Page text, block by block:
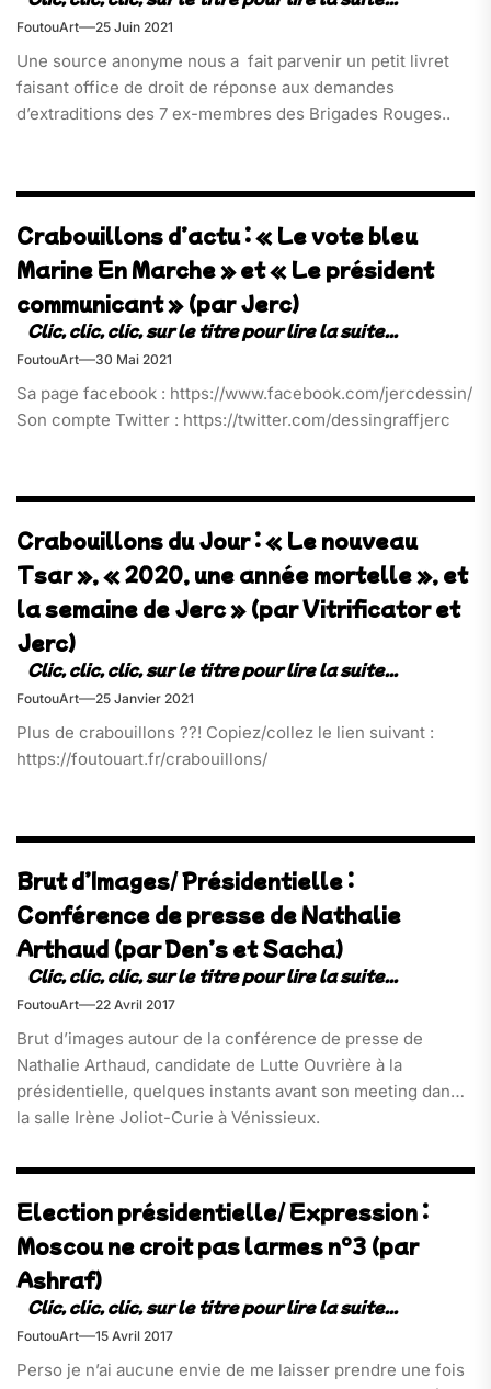
FoutouArt 25 Juin 2021
Une source anonyme nous a fait parvenir un petit livret
faisant office de droit de réponse aux demandes
d’extraditions des 7 ex-membres des Brigades Rouges..
Crabouillons d’actu : « Le vote bleu
Marine En Marche » et « Le président
communicant » (par Jerc)
FoutouArt 30 Mai 2021
Sa page facebook : https://www.facebook.com/jercdessin/
Son compte Twitter : https://twitter.com/dessingraffjerc
Crabouillons du Jour : « Le nouveau
Tsar », « 2020, une année mortelle », et
la semaine de Jerc » (par Vitrificator et
Jerc)
FoutouArt 25 Janvier 2021
Plus de crabouillons ??! Copiez/collez le lien suivant :
https://foutouart.fr/crabouillons/
Brut d’Images/ Présidentielle :
Conférence de presse de Nathalie
Arthaud (par Den’s et Sacha)
FoutouArt 22 Avril 2017
Brut d’images autour de la conférence de presse de
Nathalie Arthaud, candidate de Lutte Ouvrière à la
présidentielle, quelques instants avant son meeting dans
la salle Irène Joliot-Curie à Vénissieux.
Election présidentielle/ Expression :
Moscou ne croit pas larmes n°3 (par
Ashraf)
FoutouArt 15 Avril 2017
Perso je n’ai aucune envie de me laisser prendre une fois